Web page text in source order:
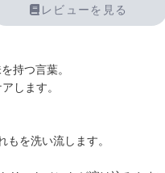
レビューを見る
持つ言葉。
します。
を洗い流します。